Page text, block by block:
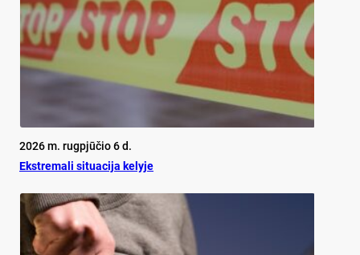
2026 m. rugpjūčio 6 d.
Ekst­re­ma­li si­tua­ci­ja ke­ly­je